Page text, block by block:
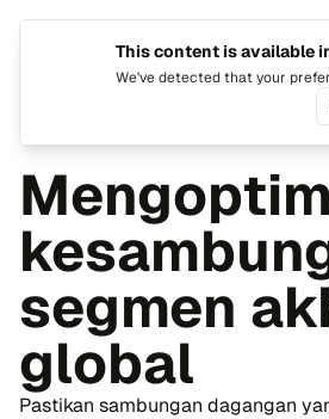
Laman Utama
segmen
global
Pastikan sambungan dagangan
This content is available
We've detected that your